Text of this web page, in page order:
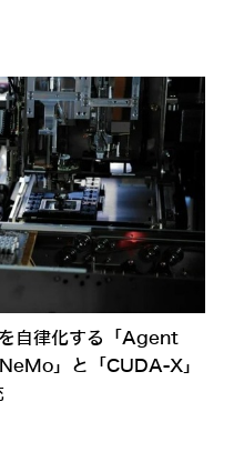
自律化する「Agent
」と「CUDA-X」